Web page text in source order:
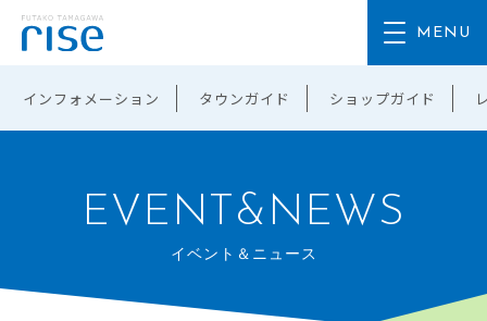
インフォメーション タウンガイド ショップガイド
EVENT&NEWS
イベント＆ニュース